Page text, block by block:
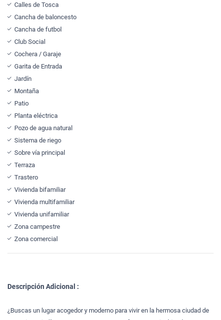
Calles de Tosca
Cancha de baloncesto
Cancha de futbol
Club Social
Cochera / Garaje
Garita de Entrada
Jardín
Montaña
Patio
Planta eléctrica
Pozo de agua natural
Sistema de riego
Sobre vía principal
Terraza
Trastero
Vivienda bifamiliar
Vivienda multifamiliar
Vivienda unifamiliar
Zona campestre
Zona comercial
Descripción Adicional :
¿Buscas un lugar acogedor y moderno para vivir en la hermosa ciudad de